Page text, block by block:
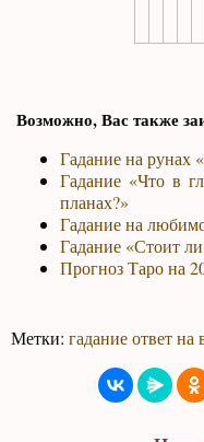
Возможно, Вас также
Гадание на рунах
Гадание «Что в
планах?»
Гадание на
Гадание «Стоит
Прогноз Таро на
Метки:гадание ответ на